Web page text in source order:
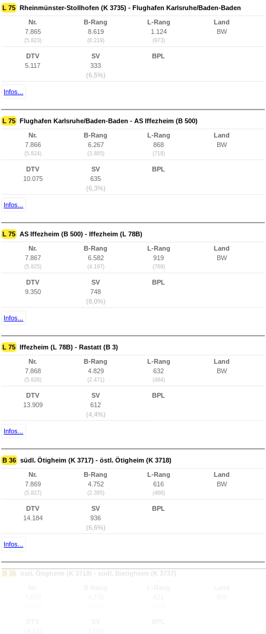
L 75 Rheinmünster-Stollhofen (K 3735) - Flughafen Karlsruhe/Baden-Baden
Nr.
7.865
(5.823)
B-Rang
8.619
(6.219)
L-Rang
1.124
(973)
Land
BW
DTV
5.117
SV
333
(6,5%)
BPL
Infos...
L 75 Flughafen Karlsruhe/Baden-Baden - AS Iffezheim (B 500)
Nr.
7.866
(5.824)
B-Rang
6.267
(3.885)
L-Rang
868
(718)
Land
BW
DTV
10.075
SV
635
(6,3%)
BPL
Infos...
L 75 AS Iffezheim (B 500) - Iffezheim (L 78B)
Nr.
7.867
(5.825)
B-Rang
6.582
(4.197)
L-Rang
919
(769)
Land
BW
DTV
9.350
SV
748
(8,0%)
BPL
Infos...
L 75 Iffezheim (L 78B) - Rastatt (B 3)
Nr.
7.868
(5.826)
B-Rang
4.829
(2.471)
L-Rang
632
(484)
Land
BW
DTV
13.909
SV
612
(4,4%)
BPL
Infos...
B 36 südl. Ötigheim (K 3717) - östl. Ötigheim (K 3718)
Nr.
7.869
(5.827)
B-Rang
4.752
(2.395)
L-Rang
616
(468)
Land
BW
DTV
14.184
SV
936
(6,6%)
BPL
Infos...
B 36 östl. Ötigheim (K 3718) - südl. Bietigheim (K 3737)